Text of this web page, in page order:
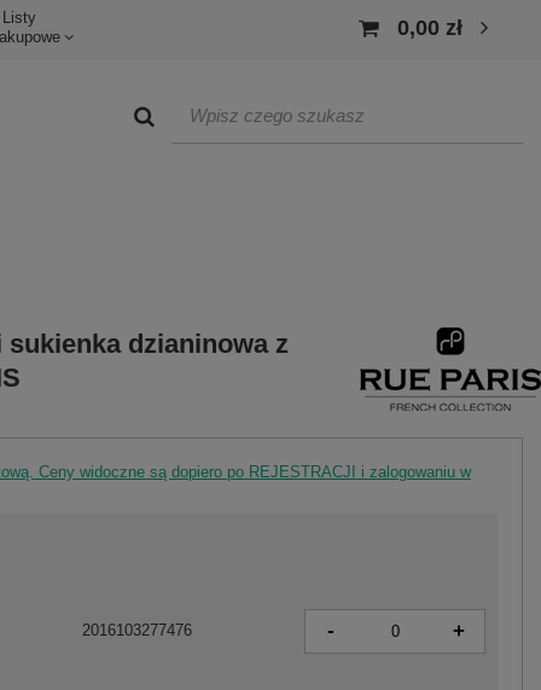
Listy
0,00 zł
dzianinowa z
Ceny widoczne są dopiero po REJESTRACJI i zalogowaniu w
2016103277476 - +